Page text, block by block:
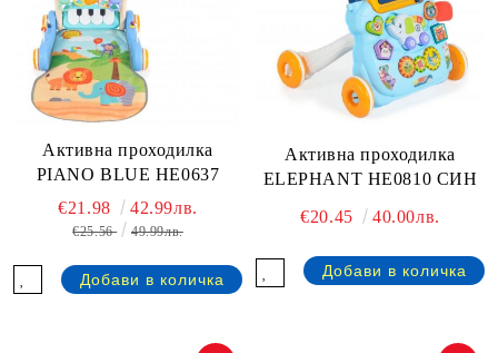
Активна проходилка
PIANO BLUE HE0637
€21.98
42.99лв.
€25.56 49.99лв.
Активна проходилка
ELEPHANT HE0810 СИН
€20.45
40.00лв.